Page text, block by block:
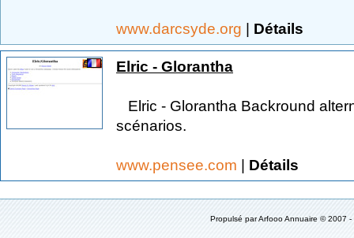
www.darcsyde.org | Détails
Elric - Glorantha
Elric - Glorantha Backround
scénarios.
www.pensee.com | Détails
Propulsé parArfooo Annuaire © 2007